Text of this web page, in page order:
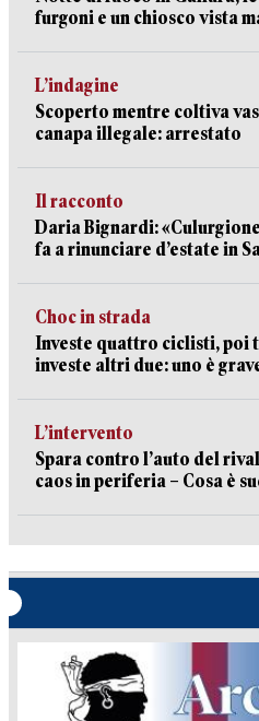
furgoni e un chiosco vista
L’indagine
Scoperto mentre coltiva
canapa illegale: arrestato
Il racconto
Daria Bignardi:
fa a rinunciare d’estate in
Choc in strada
Investe quattro ciclisti, poi
investe altri due: uno è
L’intervento
Spara contro l’auto del
caos in periferia – Cosa è